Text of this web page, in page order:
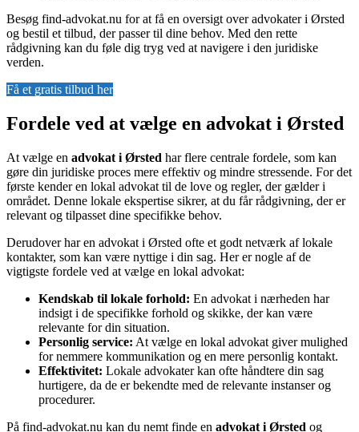
Besøg find-advokat.nu for at få en oversigt over advokater i Ørsted
og bestil et tilbud, der passer til dine behov. Med den rette
rådgivning kan du føle dig tryg ved at navigere i den juridiske
verden.
Få et gratis tilbud her
Fordele ved at vælge en advokat i Ørsted
At vælge en advokat i Ørsted har flere centrale fordele, som kan
gøre din juridiske proces mere effektiv og mindre stressende. For det
første kender en lokal advokat til de love og regler, der gælder i
området. Denne lokale ekspertise sikrer, at du får rådgivning, der er
relevant og tilpasset dine specifikke behov.
Derudover har en advokat i Ørsted ofte et godt netværk af lokale
kontakter, som kan være nyttige i din sag. Her er nogle af de
vigtigste fordele ved at vælge en lokal advokat:
Kendskab til lokale forhold: En advokat i nærheden har
indsigt i de specifikke forhold og skikke, der kan være
relevante for din situation.
Personlig service: At vælge en lokal advokat giver mulighed
for nemmere kommunikation og en mere personlig kontakt.
Effektivitet: Lokale advokater kan ofte håndtere din sag
hurtigere, da de er bekendte med de relevante instanser og
procedurer.
På find-advokat.nu kan du nemt finde en advokat i Ørsted og